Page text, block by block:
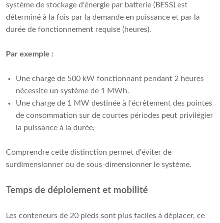
système de stockage d'énergie par batterie (BESS) est
déterminé à la fois par la demande en puissance et par la
durée de fonctionnement requise (heures).
Par exemple :
Une charge de 500 kW fonctionnant pendant 2 heures
nécessite un système de 1 MWh.
Une charge de 1 MW destinée à l'écrêtement des pointes
de consommation sur de courtes périodes peut privilégier
la puissance à la durée.
Comprendre cette distinction permet d'éviter de
surdimensionner ou de sous-dimensionner le système.
Temps de déploiement et mobilité
Les conteneurs de 20 pieds sont plus faciles à déplacer, ce